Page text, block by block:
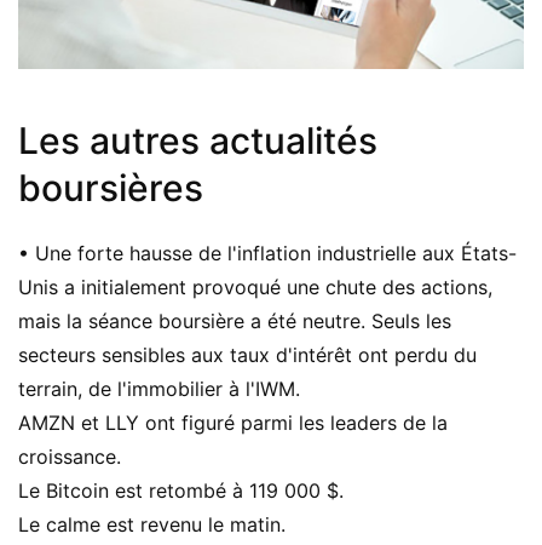
Les autres actualités
boursières
• Une forte hausse de l'inflation industrielle aux États-
Unis a initialement provoqué une chute des actions,
mais la séance boursière a été neutre. Seuls les
secteurs sensibles aux taux d'intérêt ont perdu du
terrain, de l'immobilier à l'IWM.
AMZN et LLY ont figuré parmi les leaders de la
croissance.
Le Bitcoin est retombé à 119 000 $.
Le calme est revenu le matin.